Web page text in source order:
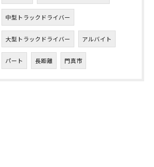
中型トラックドライバー
大型トラックドライバー アルバイト
パート 長距離 門真市